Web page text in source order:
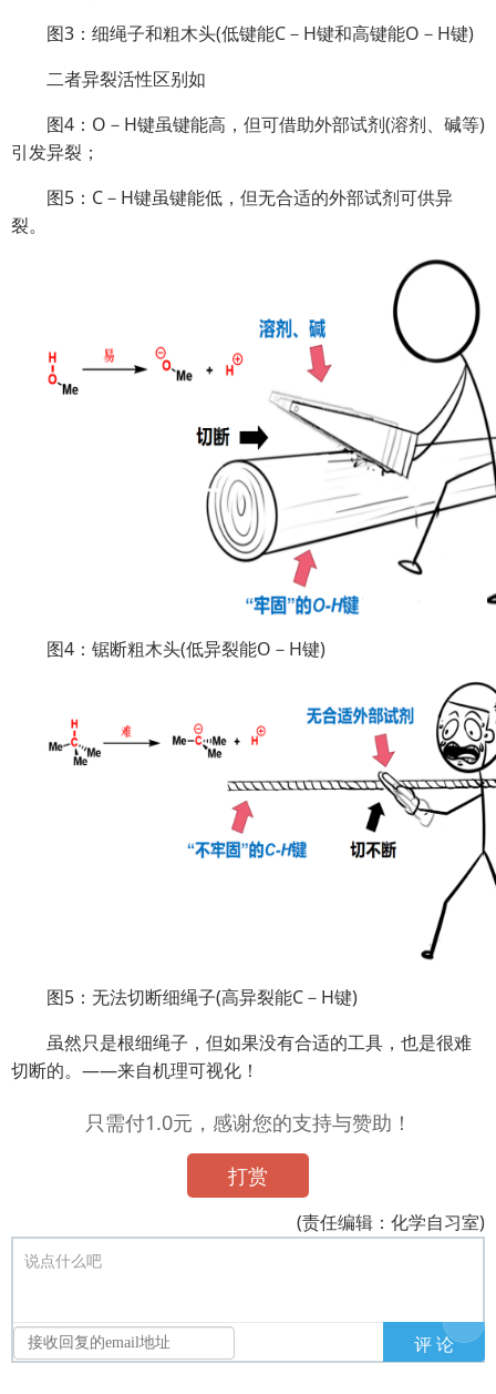
图3：细绳子和粗木头(低键能C－H键和高键能O－H键)
二者异裂活性区别如
图4：O－H键虽键能高，但可借助外部试剂(溶剂、碱等)
引发异裂；
图5：C－H键虽键能低，但无合适的外部试剂可供异
裂。
图4：锯断粗木头(低异裂能O－H键)
图5：无法切断细绳子(高异裂能C－H键)
虽然只是根细绳子，但如果没有合适的工具，也是很难
切断的。 ——来自机理可视化！
只需付1.0元，感谢您的支持与赞助！
打赏
(责任编辑：化学自习室)
说点什么吧